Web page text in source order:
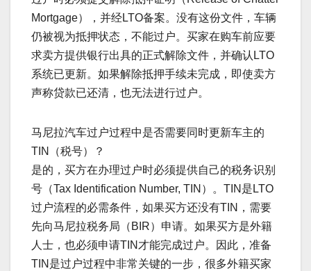
Mortgage），并经LTO备案。没有这份文件，车辆
仍被视为抵押状态，不能过户。买家在购车前应要
求卖方提供银行出具的正式解除文件，并确认LTO
系统已更新。如果解除抵押手续未完成，即使卖方
声称贷款已还清，也无法进行过户。
马尼拉汽车过户过程中是否需要同时更新车主的
TIN（税号）？
是的，买方在办理过户时必须提供自己的税务识别
号（Tax Identification Number, TIN）。TIN是LTO
过户流程的必需条件，如果买方还没有TIN，需要
先向马尼拉税务局（BIR）申请。如果买方是外籍
人士，也必须申请TIN才能完成过户。因此，准备
TIN是过户过程中非常关键的一步，很多外籍买家